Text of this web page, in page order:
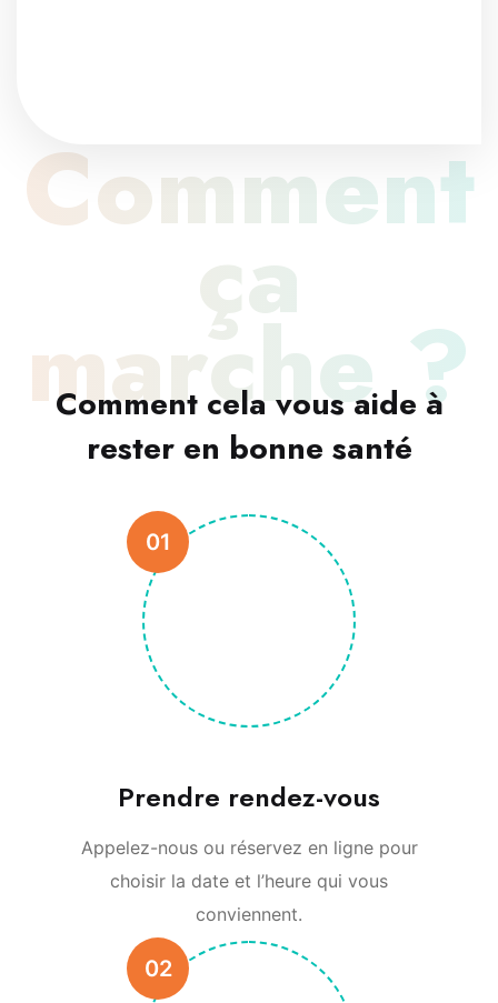
Comment
marche ?
Comment cela vous aide à
rester en bonne santé
01
Prendre rendez-vous
Appelez-nous ou réservez en ligne pour
choisir la date et l’heure qui vous
conviennent.
02